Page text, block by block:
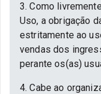
3. Como
Uso, a obrigação
estritamente ao
vendas dos
perante os(as)
4. Cabe ao